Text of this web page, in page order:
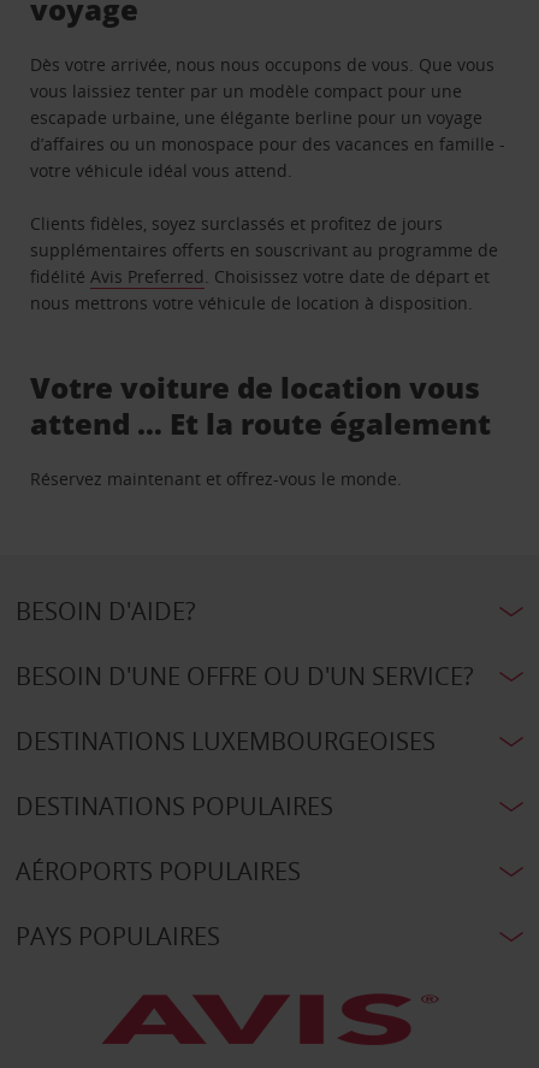
voyage
Dès votre arrivée, nous nous occupons de vous. Que vous
vous laissiez tenter par un modèle compact pour une
escapade urbaine, une élégante berline pour un voyage
d’affaires ou un monospace pour des vacances en famille -
votre véhicule idéal vous attend.
Clients fidèles, soyez surclassés et profitez de jours
supplémentaires offerts en souscrivant au programme de
fidélitéAvis Preferred. Choisissez votre date de départ et
nous mettrons votre véhicule de location à disposition.
Votre voiture de location vous
attend … Et la route également
Réservez maintenant et offrez-vous le monde.
BESOIN D'AIDE?
BESOIN D'UNE OFFRE OU D'UN SERVICE?
DESTINATIONS LUXEMBOURGEOISES
DESTINATIONS POPULAIRES
AÉROPORTS POPULAIRES
PAYS POPULAIRES